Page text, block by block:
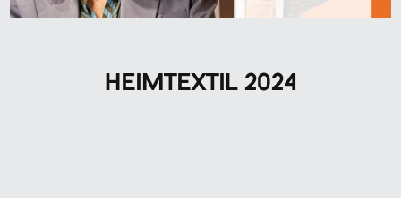
HEIMTEXTIL 2024